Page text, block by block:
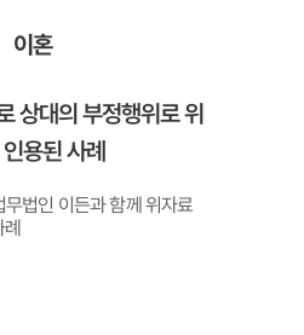
이혼
상대의 부정행위로 위
용된 사례
법인 이든과 함께 위자료
례